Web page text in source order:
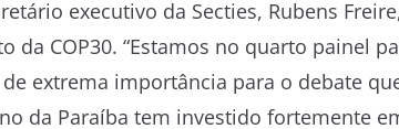
executivo da Secties, Rubens
da COP30. “Estamos no quarto painel
extrema importância para o debate
da Paraíba tem investido fortemente